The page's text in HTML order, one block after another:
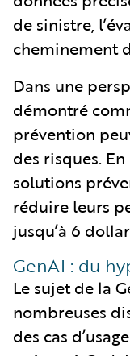
de sinistre,
cheminement
Dans une
démontré
prévention
des risques.
solutions
réduire leurs
jusqu’à 6
GenAI : du
Le sujet de la
nombreuses
des cas